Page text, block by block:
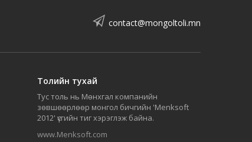
contact@mongoltoli.mn
Толийн тухай
Тус толь нь Мөнхгал компанийн
зөвшөөрлөөр монгол бичгийн 'Menksoft
2012' үсгийн тиг хэрэглэж байна.
www.Menksoft.com